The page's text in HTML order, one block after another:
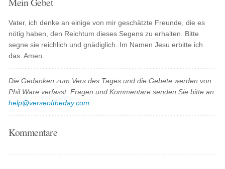
Vater, ich denke an einige von mir geschätzte Freunde, die es
nötig haben, den Reichtum dieses Segens zu erhalten. Bitte
segne sie reichlich und gnädiglich. Im Namen Jesu erbitte ich
das. Amen.
Die Gedanken zum Vers des Tages und die Gebete werden von
Phil Ware verfasst. Fragen und Kommentare senden Sie bitte an
help@verseoftheday.com
Kommentare